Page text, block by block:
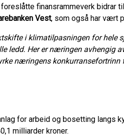
finansrammeverk bidrar
Vest, som også har vært
i klimatilpasningen for hele
ledd. Her er næringen avhengig
næringens konkurransefortrinn
for arbeid og bosetting langs
milliarder kroner.